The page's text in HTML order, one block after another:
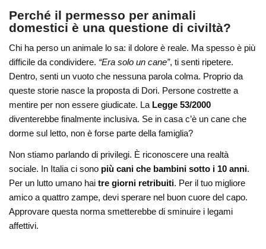
Perché il permesso per animali
domestici è una questione di civiltà?
Chi ha perso un animale lo sa: il dolore è reale. Ma spesso è più
difficile da condividere. “Era solo un cane”, ti senti ripetere.
Dentro, senti un vuoto che nessuna parola colma. Proprio da
queste storie nasce la proposta di Dori. Persone costrette a
mentire per non essere giudicate. La Legge 53/2000
diventerebbe finalmente inclusiva. Se in casa c’è un cane che
dorme sul letto, non è forse parte della famiglia?
Non stiamo parlando di privilegi. È riconoscere una realtà
sociale. In Italia ci sono più cani che bambini sotto i 10 anni.
Per un lutto umano haitre giorni retribuiti. Per il tuo migliore
amico a quattro zampe, devi sperare nel buon cuore del capo.
Approvare questa norma smetterebbe di sminuire i legami
affettivi.